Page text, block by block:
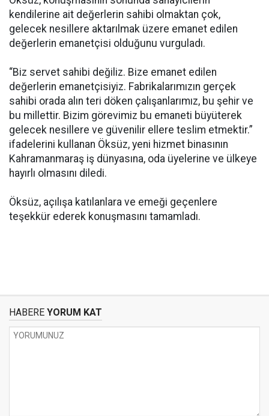
kendilerine ait değerlerin sahibi olmaktan çok,
gelecek nesillere aktarılmak üzere emanet edilen
değerlerin emanetçisi olduğunu vurguladı.
“Biz servet sahibi değiliz. Bize emanet edilen
değerlerin emanetçisiyiz. Fabrikalarımızın gerçek
sahibi orada alın teri döken çalışanlarımız, bu şehir ve
bu millettir. Bizim görevimiz bu emaneti büyüterek
gelecek nesillere ve güvenilir ellere teslim etmektir.”
ifadelerini kullanan Öksüz, yeni hizmet binasının
Kahramanmaraş iş dünyasına, oda üyelerine ve ülkeye
hayırlı olmasını diledi.
Öksüz, açılışa katılanlara ve emeği geçenlere
teşekkür ederek konuşmasını tamamladı.
HABERE YORUM KAT